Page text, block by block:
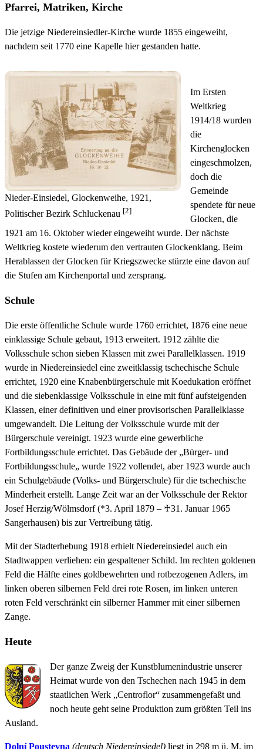
Pfarrei, Matriken, Kirche
Die jetzige Niedereinsiedler-Kirche wurde 1855 eingeweiht,
nachdem seit 1770 eine Kapelle hier gestanden hatte.
Nieder-Einsiedel, Glockenweihe, 1921,
Politischer Bezirk Schluckenau [2]
Im Ersten
Weltkrieg
1914/18 wurden
die
Kirchenglocken
eingeschmolzen,
doch die
Gemeinde
spendete für neue
Glocken, die
1921 am 16. Oktober wieder eingeweiht wurde. Der nächste
Weltkrieg kostete wiederum den vertrauten Glockenklang. Beim
Herablassen der Glocken für Kriegszwecke stürzte eine davon auf
die Stufen am Kirchenportal und zersprang.
Schule
Die erste öffentliche Schule wurde 1760 errichtet, 1876 eine neue
einklassige Schule gebaut, 1913 erweitert. 1912 zählte die
Volksschule schon sieben Klassen mit zwei Parallelklassen. 1919
wurde in Niedereinsiedel eine zweitklassig tschechische Schule
errichtet, 1920 eine Knabenbürgerschule mit Koedukation eröffnet
und die siebenklassige Volksschule in eine mit fünf aufsteigenden
Klassen, einer definitiven und einer provisorischen Parallelklasse
umgewandelt. Die Leitung der Volksschule wurde mit der
Bürgerschule vereinigt. 1923 wurde eine gewerbliche
Fortbildungsschule errichtet. Das Gebäude der „Bürger- und
Fortbildungsschule„ wurde 1922 vollendet, aber 1923 wurde auch
ein Schulgebäude (Volks- und Bürgerschule) für die tschechische
Minderheit erstellt. Lange Zeit war an der Volksschule der Rektor
Josef Herzig/Wölmsdorf (*3. April 1879 – ♰31. Januar 1965
Sangerhausen) bis zur Vertreibung tätig.
Mit der Stadterhebung 1918 erhielt Niedereinsiedel auch ein
Stadtwappen verliehen: ein gespaltener Schild. Im rechten goldenen
Feld die Hälfte eines goldbewehrten und rotbezogenen Adlers, im
linken oberen silbernen Feld drei rote Rosen, im linken unteren
roten Feld verschränkt ein silberner Hammer mit einer silbernen
Zange.
Heute
Der ganze Zweig der Kunstblumenindustrie unserer
Heimat wurde von den Tschechen nach 1945 in dem
staatlichen Werk „Centroflor“ zusammengefaßt und
noch heute geht seine Produktion zum größten Teil ins
Ausland.
Dolní Poustevna (deutsch Niedereinsiedel) liegt in 298 m ü. M. im